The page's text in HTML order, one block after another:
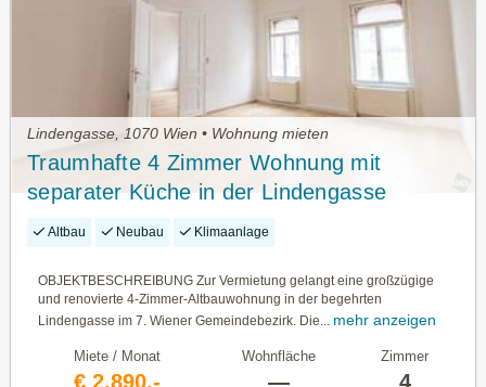
Lindengasse, 1070 Wien • Wohnung mieten
Traumhafte 4 Zimmer Wohnung mit
separater Küche in der Lindengasse
Altbau Neubau Klimaanlage
OBJEKTBESCHREIBUNG Zur Vermietung gelangt eine großzügige
und renovierte 4-Zimmer-Altbauwohnung in der begehrten
Lindengasse im 7. Wiener Gemeindebezirk. Die... mehr anzeigen
Miete / Monat
€ 2.890,-
Wohnfläche
—
Zimmer
4